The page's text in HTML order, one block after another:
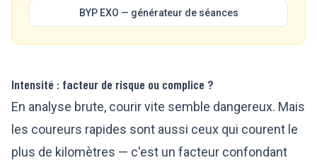
BYP EXO — générateur de séances
Intensité : facteur de risque ou complice ?
En analyse brute, courir vite semble dangereux. Mais
les coureurs rapides sont aussi ceux qui courent le
plus de kilomètres — c'est un facteur confondant